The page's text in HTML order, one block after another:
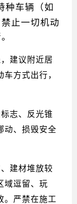
种车辆（如
止一切机动
建议附近居
方式出行，
志、反光锥
动、损毁安全
建材堆放较
域逗留、玩
。严禁在施工